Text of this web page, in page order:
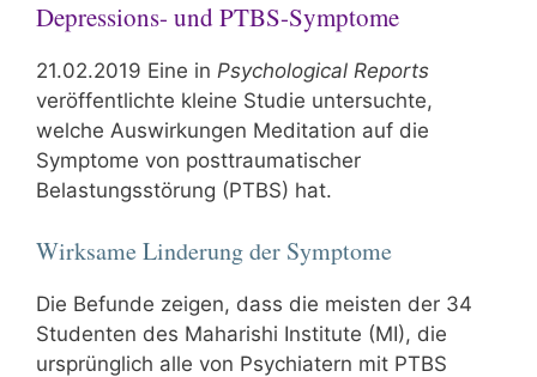
Depressions- und PTBS-Symptome
21.02.2019 Eine in Psychological Reports
veröffentlichte kleine Studie untersuchte,
welche Auswirkungen Meditation auf die
Symptome von posttraumatischer
Belastungsstörung (PTBS) hat.
Wirksame Linderung der Symptome
Die Befunde zeigen, dass die meisten der 34
Studenten des Maharishi Institute (MI), die
ursprünglich alle von Psychiatern mit PTBS